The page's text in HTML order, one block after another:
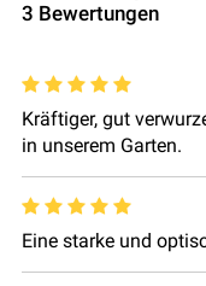
3 Bewertungen
Kräftiger, gut
in unserem Garten.
Eine starke und